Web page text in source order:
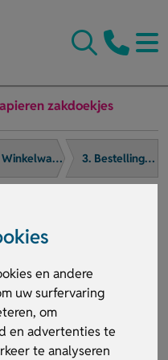
en andere
uw surfervaring
om
en advertenties te
te analyseren
zakdoekjes
2. Winkelwagen 3. Bestelling afronden